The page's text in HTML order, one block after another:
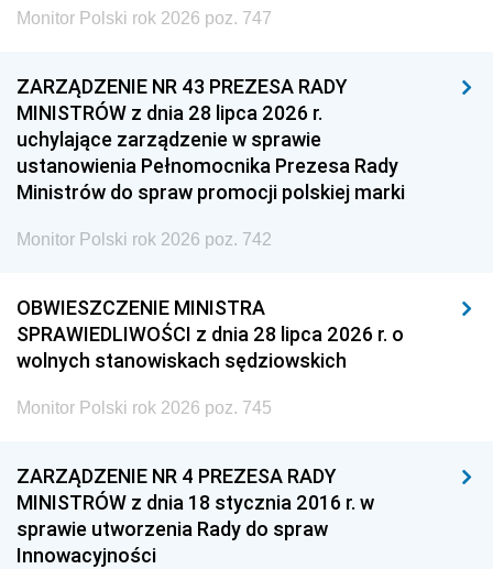
Monitor Polski rok 2026 poz. 747
ZARZĄDZENIE NR 43 PREZESA RADY
MINISTRÓW z dnia 28 lipca 2026 r.
uchylające zarządzenie w sprawie
ustanowienia Pełnomocnika Prezesa Rady
Ministrów do spraw promocji polskiej marki
Monitor Polski rok 2026 poz. 742
OBWIESZCZENIE MINISTRA
SPRAWIEDLIWOŚCI z dnia 28 lipca 2026 r. o
wolnych stanowiskach sędziowskich
Monitor Polski rok 2026 poz. 745
ZARZĄDZENIE NR 4 PREZESA RADY
MINISTRÓW z dnia 18 stycznia 2016 r. w
sprawie utworzenia Rady do spraw
Innowacyjności